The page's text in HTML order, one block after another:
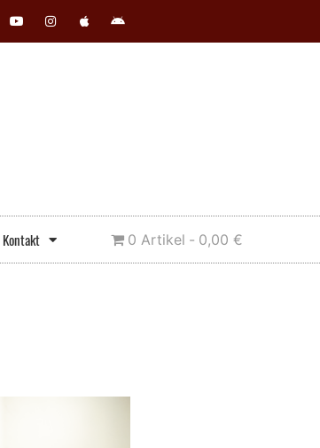
Kontakt 0 Artikel 0,00 €